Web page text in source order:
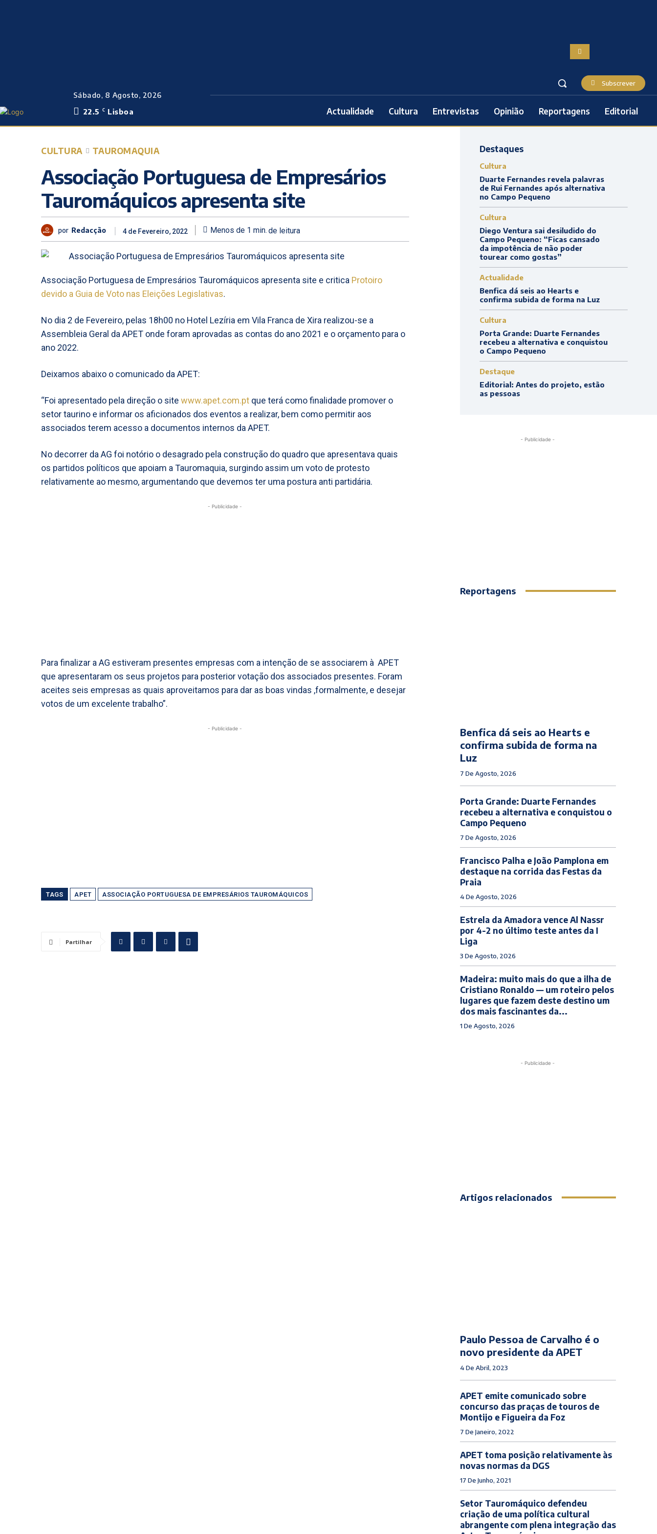
Sábado, 8 Agosto, 2026
22.5
C Lisboa
Subscrever
Actualidade Cultura Entrevistas Opinião Reportagens Editorial
CULTURA TAUROMAQUIA
Associação Portuguesa de Empresários
Tauromáquicos apresenta site
por Redacção 4 de Fevereiro, 2022 Menos de 1 min. de leitura
Associação Portuguesa de Empresários Tauromáquicos apresenta site e critica Protoiro
devido a Guia de Voto nas Eleições Legislativas.
No dia 2 de Fevereiro, pelas 18h00 no Hotel Lezíria em Vila Franca de Xira realizou-se a
Assembleia Geral da APET onde foram aprovadas as contas do ano 2021 e o orçamento para o
ano 2022.
Deixamos abaixo o comunicado da APET:
“Foi apresentado pela direção o site www.apet.com.pt que terá como finalidade promover o
setor taurino e informar os aficionados dos eventos a realizar, bem como permitir aos
associados terem acesso a documentos internos da APET.
No decorrer da AG foi notório o desagrado pela construção do quadro que apresentava quais
os partidos políticos que apoiam a Tauromaquia, surgindo assim um voto de protesto
relativamente ao mesmo, argumentando que devemos ter uma postura anti partidária.
- Publicidade -
Para finalizar a AG estiveram presentes empresas com a intenção de se associarem à APET
que apresentaram os seus projetos para posterior votação dos associados presentes. Foram
aceites seis empresas as quais aproveitamos para dar as boas vindas ,formalmente, e desejar
votos de um excelente trabalho”.
- Publicidade -
TAGS APET ASSOCIAÇÃO PORTUGUESA DE EMPRESÁRIOS TAUROMÁQUICOS
Partilhar
Destaques
Cultura
Duarte Fernandes revela palavras
de Rui Fernandes após alternativa
no Campo Pequeno
Cultura
Diego Ventura sai desiludido do
Campo Pequeno: “Ficas cansado
da impotência de não poder
tourear como gostas”
Actualidade
Benfica dá seis ao Hearts e
confirma subida de forma na Luz
Cultura
Porta Grande: Duarte Fernandes
recebeu a alternativa e conquistou
o Campo Pequeno
Destaque
Editorial: Antes do projeto, estão
as pessoas
- Publicidade -
Reportagens
Benfica dá seis ao Hearts e
confirma subida de forma na
Luz
7 De Agosto, 2026
Porta Grande: Duarte Fernandes
recebeu a alternativa e conquistou o
Campo Pequeno
7 De Agosto, 2026
Francisco Palha e João Pamplona em
destaque na corrida das Festas da
Praia
4 De Agosto, 2026
Estrela da Amadora vence Al Nassr
por 4-2 no último teste antes da I
Liga
3 De Agosto, 2026
Madeira: muito mais do que a ilha de
Cristiano Ronaldo — um roteiro pelos
lugares que fazem deste destino um
dos mais fascinantes da...
1 De Agosto, 2026
- Publicidade -
Artigos relacionados
Paulo Pessoa de Carvalho é o
novo presidente da APET
4 De Abril, 2023
APET emite comunicado sobre
concurso das praças de touros de
Montijo e Figueira da Foz
7 De Janeiro, 2022
APET toma posição relativamente às
novas normas da DGS
17 De Junho, 2021
Setor Tauromáquico defendeu
criação de uma política cultural
abrangente com plena integração das